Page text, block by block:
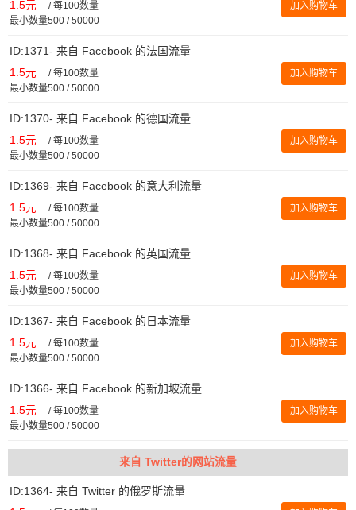
1.5元 /每100数量
最小数量500 / 50000
加入购物车
ID:1371- 来自 Facebook 的法国流量
1.5元 /每100数量
最小数量500 / 50000
加入购物车
ID:1370- 来自 Facebook 的德国流量
1.5元 /每100数量
最小数量500 / 50000
加入购物车
ID:1369- 来自 Facebook 的意大利流量
1.5元 /每100数量
最小数量500 / 50000
加入购物车
ID:1368- 来自 Facebook 的英国流量
1.5元 /每100数量
最小数量500 / 50000
加入购物车
ID:1367- 来自 Facebook 的日本流量
1.5元 /每100数量
最小数量500 / 50000
加入购物车
ID:1366- 来自 Facebook 的新加坡流量
1.5元 /每100数量
最小数量500 / 50000
加入购物车
来自 Twitter的网站流量
ID:1364- 来自 Twitter 的俄罗斯流量